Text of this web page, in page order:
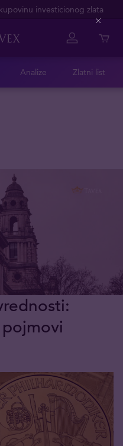
investicionog zlata
Analize Zlatni list
Close